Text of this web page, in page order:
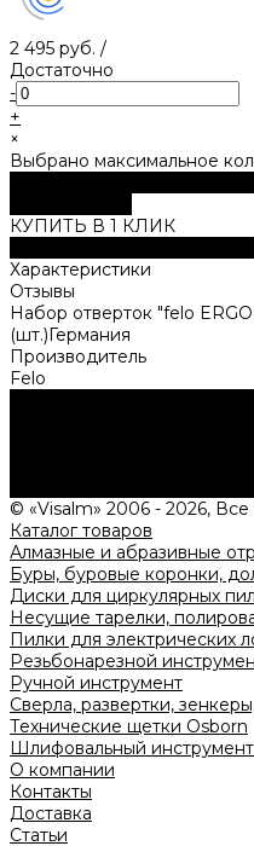
2 495 руб. /
Достаточно
-
+
×
Выбрано максимальное
КУПИТЬ В 1 КЛИК
Характеристики
Отзывы
Набор отверток "felo
(шт.)Германия
Производитель
Felo
© «Visalm» 2006 - 2026,
Каталог товаров
Алмазные и абразивные
Буры, буровые коронки,
Диски для циркулярных пил
Несущие тарелки,
Пилки для электрических
Резьбонарезной
Ручной инструмент
Сверла, развертки,
Технические щетки Osborn
Шлифовальный инструмент
О компании
Контакты
Доставка
Статьи